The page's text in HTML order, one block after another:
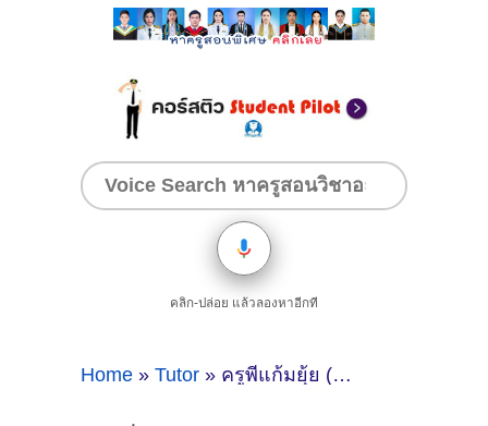
คลิก-ปล่อย แล้วลองหาอีกที
Home » Tutor » ครูพี่แก้มยุ้ย (ID : 15148) สอนวิชาภาษาไทย ที่บุรีรัมย์